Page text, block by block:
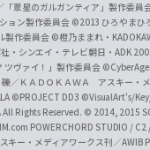
翠星のガルガンティア」製作委員
ョン製作委員会 ©2013 ひろやまひ
製作委員会 ©橙乃ままれ・
・シンエイ・テレビ朝日・ADK
ヴァイ！」製作委員会
／ＫＡＤＯＫＡＷＡ アスキー・
©PROJECT DD3 ©VisualArt's/
Rights Reserved. © 2014, 2015
POWERCHORD STUDIO / C2
ー・メディアワークス刊／AWIB